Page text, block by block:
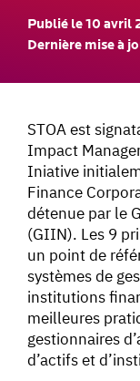
Publié le 10 avril
Dernière mise à
STOA est
Impact
Iniative
Finance
détenue par le
(GIIN). Les 9
un point de
systèmes de
institutions
meilleures
gestionnaires
d’actifs et